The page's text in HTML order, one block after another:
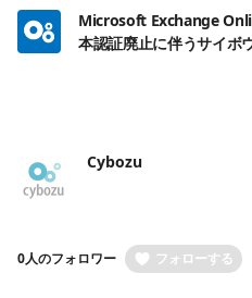
Microsoft Exchange
本認証廃止に伴うサイボ
Cybozu
0人のフォロワー フォローする